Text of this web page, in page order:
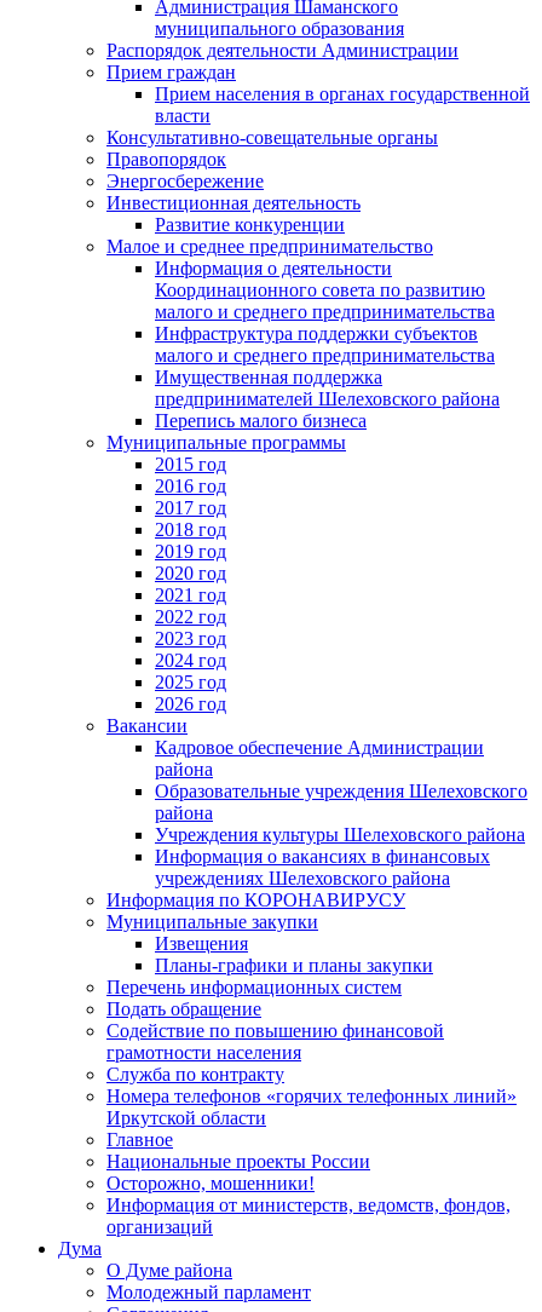
Администрация Шаманского
муниципального образования
Распорядок деятельности Администрации
Прием граждан
Прием населения в органах государственной
власти
Консультативно-совещательные органы
Правопорядок
Энергосбережение
Инвестиционная деятельность
Развитие конкуренции
Малое и среднее предпринимательство
Информация о деятельности
Координационного совета по развитию
малого и среднего предпринимательства
Инфраструктура поддержки субъектов
малого и среднего предпринимательства
Имущественная поддержка
предпринимателей Шелеховского района
Перепись малого бизнеса
Муниципальные программы
2015 год
2016 год
2017 год
2018 год
2019 год
2020 год
2021 год
2022 год
2023 год
2024 год
2025 год
2026 год
Вакансии
Кадровое обеспечение Администрации
района
Образовательные учреждения Шелеховского
района
Учреждения культуры Шелеховского района
Информация о вакансиях в финансовых
учреждениях Шелеховского района
Информация по КОРОНАВИРУСУ
Муниципальные закупки
Извещения
Планы-графики и планы закупки
Перечень информационных систем
Подать обращение
Содействие по повышению финансовой
грамотности населения
Служба по контракту
Номера телефонов «горячих телефонных линий»
Иркутской области
Главное
Национальные проекты России
Осторожно, мошенники!
Информация от министерств, ведомств, фондов,
организаций
Дума
О Думе района
Молодежный парламент